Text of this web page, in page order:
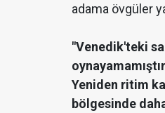
adama övgüler
"Venedik'teki
Yeniden ritim
bölgesinde